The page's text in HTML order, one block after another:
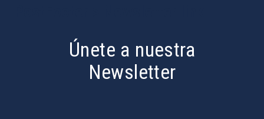
Únete a nuestra
Newsletter